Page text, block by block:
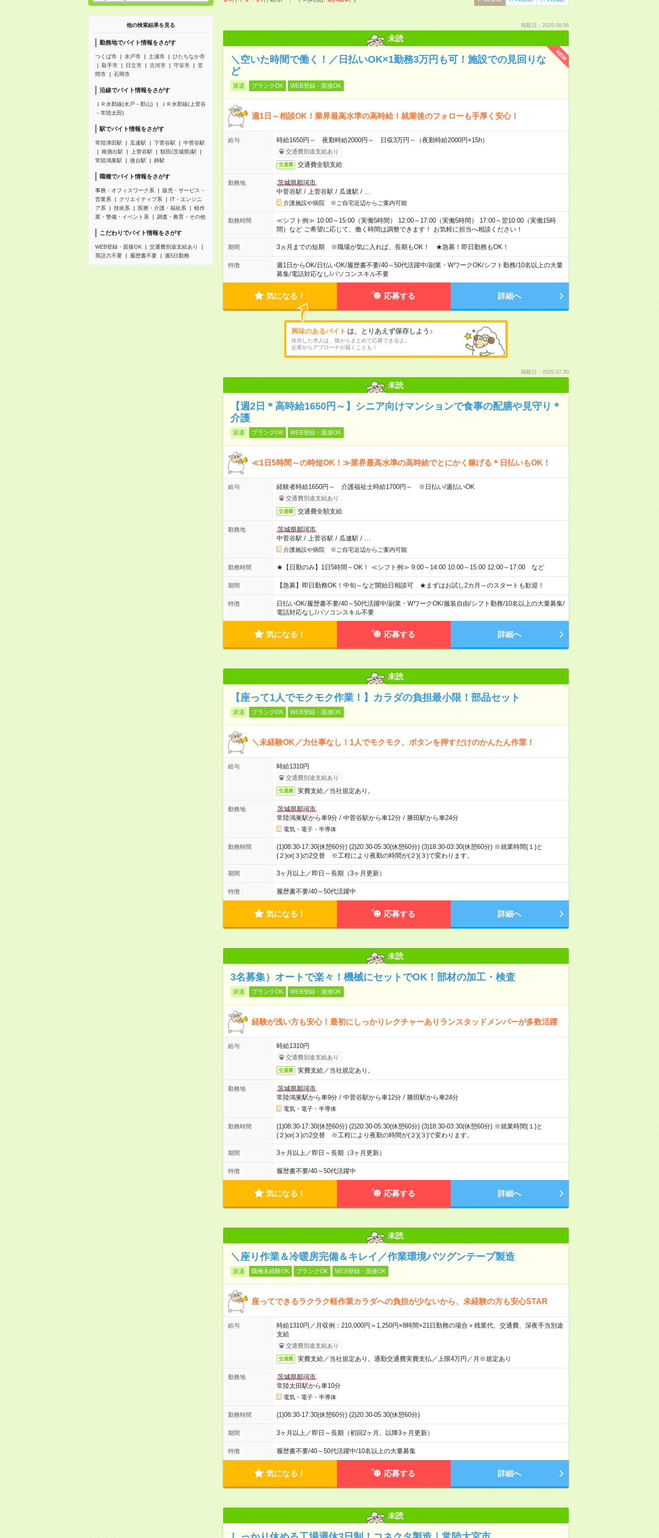
他の検索結果を見る
勤務地でバイト情報をさがす
つくば市 水戸市 土浦市
ひたちなか市
取手市
日立市 古河市 守谷市
笠
間市
石岡市
沿線でバイト情報をさがす
ＪＲ水郡線(水戸－郡山)
ＪＲ水郡線(上菅谷
－常陸太田)
駅でバイト情報をさがす
常陸津田駅 瓜連駅 下菅谷駅
中菅谷駅
南酒出駅
上菅谷駅
額田(茨城県)駅
常陸鴻巣駅
後台駅 静駅
職種でバイト情報をさがす
事務・オフィスワーク系
販売・サービス・
営業系
クリエイティブ系
IT・エンジニ
ア系
技術系 医療・介護・福祉系
軽作
業・警備・イベント系
調査・教育・その他
こだわりでバイト情報をさがす
WEB登録・面接OK
交通費別途支給あり
英語力不要
履歴書不要 週5日勤務
掲載日：2026.08.06
未読
NEW
＼空いた時間で働く！／日払いOK×1勤務3万円も可！施設での見回りな
ど
派遣 ブランクOK WEB登録・面接OK
週1日～相談OK！業界最高水準の高時給！就業後のフォローも手厚く安心！
給与 時給1650円～ 夜勤時給2000円～ 日収3万円～（夜勤時給2000円×15h）
交通費別途支給あり
交通費 交通費全額支給
勤務地
茨城県那珂市
中菅谷駅 / 上菅谷駅 / 瓜連駅 /
介護施設や病院 ※ご自宅近辺からご案内可能
勤務時間
≪シフト例≫ 10:00～15:00（実働5時間） 12:00～17:00（実働5時間） 17:00～翌10:00（実働15時
間）など ご希望に応じて、働く時間は調整できます！ お気軽に担当へ相談ください！
期間 3ヵ月までの短期 ※職場が気に入れば、長期もOK！ ★急募！即日勤務もOK！
特徴 週1日からOK/日払いOK/履歴書不要/40～50代活躍中/副業・WワークOK/シフト勤務/10名以上の大量
募集/電話対応なし/パソコンスキル不要
気になる！ 応募する 詳細へ
興味のあるバイト は、とりあえず保存しよう♪
保存した求人は、後からまとめて応募できるよ。
企業からアプローチが届くことも！
掲載日：2026.07.30
未読
【週2日＊高時給1650円～】シニア向けマンションで食事の配膳や見守り＊
介護
派遣 ブランクOK WEB登録・面接OK
≪1日5時間～の時短OK！≫業界最高水準の高時給でとにかく稼げる＊日払いもOK！
給与 経験者時給1650円～ 介護福祉士時給1700円～ ※日払い/週払いOK
交通費別途支給あり
交通費 交通費全額支給
勤務地
茨城県那珂市
中菅谷駅 / 上菅谷駅 / 瓜連駅 /
介護施設や病院 ※ご自宅近辺からご案内可能
勤務時間 ★【日勤のみ】1日5時間～OK！ ≪シフト例≫ 9:00～14:00 10:00～15:00 12:00～17:00 など
期間 【急募】即日勤務OK！中旬～など開始日相談可 ★まずはお試し2カ月～のスタートも歓迎！
特徴 日払いOK/履歴書不要/40～50代活躍中/副業・WワークOK/服装自由/シフト勤務/10名以上の大量募集/
電話対応なし/パソコンスキル不要
気になる！ 応募する 詳細へ
未読
【座って1人でモクモク作業！】カラダの負担最小限！部品セット
派遣 ブランクOK WEB登録・面接OK
＼未経験OK／力仕事なし！1人でモクモク、ボタンを押すだけのかんたん作業！
給与 時給1310円
交通費別途支給あり
交通費 実費支給／当社規定あり。
勤務地
茨城県那珂市
常陸鴻巣駅から車9分/ 中菅谷駅から車12分/ 勝田駅から車24分
電気・電子・半導体
勤務時間
(1)08:30-17:30(休憩60分) (2)20:30-05:30(休憩60分) (3)18:30-03:30(休憩60分) ※就業時間(１)と
(２)or(３)の2交替 ※工程により夜勤の時間が(２)(３)で変わります。
期間 3ヶ月以上／即日～長期（3ヶ月更新）
特徴 履歴書不要/40～50代活躍中
気になる！ 応募する 詳細へ
未読
3名募集）オートで楽々！機械にセットでOK！部材の加工・検査
派遣 ブランクOK WEB登録・面接OK
経験が浅い方も安心！最初にしっかりレクチャーありランスタッドメンバーが多数活躍
給与 時給1310円
交通費別途支給あり
交通費 実費支給／当社規定あり。
勤務地
茨城県那珂市
常陸鴻巣駅から車9分/ 中菅谷駅から車12分/ 勝田駅から車24分
電気・電子・半導体
勤務時間
(1)08:30-17:30(休憩60分) (2)20:30-05:30(休憩60分) (3)18:30-03:30(休憩60分) ※就業時間(１)と
(２)or(３)の2交替 ※工程により夜勤の時間が(２)(３)で変わります。
期間 3ヶ月以上／即日～長期（3ヶ月更新）
特徴 履歴書不要/40～50代活躍中
気になる！ 応募する 詳細へ
未読
＼座り作業＆冷暖房完備＆キレイ／作業環境バツグンテープ製造
派遣 職種未経験OK ブランクOK WEB登録・面接OK
座ってできるラクラク軽作業カラダへの負担が少ないから、未経験の方も安心STAR
給与
時給1310円／月収例：210,000円＝1,250円×8時間×21日勤務の場合＋残業代、交通費、深夜手当別途
支給
交通費別途支給あり
交通費 実費支給／当社規定あり。通勤交通費実費支払／上限4万円／月※規定あり
勤務地
茨城県那珂市
常陸太田駅から車10分
電気・電子・半導体
勤務時間 (1)08:30-17:30(休憩60分) (2)20:30-05:30(休憩60分)
期間 3ヶ月以上／即日～長期（初回2ヶ月、以降3ヶ月更新）
特徴 履歴書不要/40～50代活躍中/10名以上の大量募集
気になる！ 応募する 詳細へ
未読